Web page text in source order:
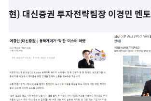
현) 대신증권 투자전략팀장 이경민 멘토